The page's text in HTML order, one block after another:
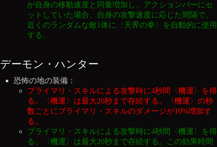
が自身の移動速度と同量増加し、アクションバーにセ
ットしていた場合、自身の攻撃速度に応じた間隔で、
近くのランダムな敵1体に〈天界の拳〉を自動的に使用
する。
デーモン・ハンター
恐怖の地の装備：
プライマリ・スキルによる攻撃時に4秒間〈機運〉を得
る。〈機運〉は最大20秒まで存続する。〈機運〉の秒
数ごとにプライマリ・スキルのダメージが10%増加す
る。
プライマリ・スキルによる攻撃時に4秒間〈機運〉を得
る。〈機運〉は最大20秒まで存続する。この効果時間